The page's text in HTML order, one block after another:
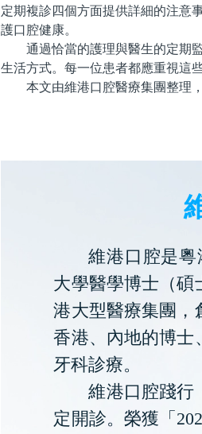
定期複診四個方面提供詳細的注意
護口腔健康。
通過恰當的護理與醫生的定期監
生活方式。每一位患者都應重視這
本文由維港口腔醫療集團整理
維港口腔是粵
大學醫學博士（碩
港大型醫療集團，
香港、內地的博士
牙科診療。
維港口腔踐行
定開診。榮獲「